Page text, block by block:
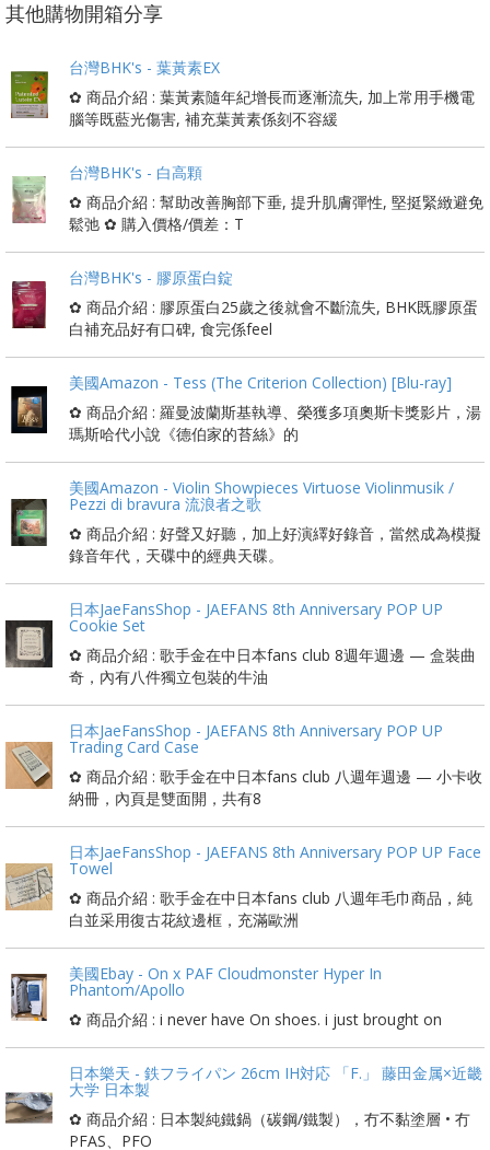
其他購物開箱分享
台灣BHK's - 葉黃素EX
✿ 商品介紹 : 葉黃素隨年紀增長而逐漸流失, 加上常用手機電
腦等既藍光傷害, 補充葉黃素係刻不容緩
台灣BHK's - 白高顆
✿ 商品介紹 : 幫助改善胸部下垂, 提升肌膚彈性, 堅挺緊緻避免
鬆弛 ✿ 購入價格/價差：T
台灣BHK's - 膠原蛋白錠
✿ 商品介紹 : 膠原蛋白25歲之後就會不斷流失, BHK既膠原蛋
白補充品好有口碑, 食完係feel
美國Amazon - Tess (The Criterion Collection) [Blu-ray]
✿ 商品介紹 : 羅曼波蘭斯基執導、榮獲多項奧斯卡獎影片，湯
瑪斯哈代小說《德伯家的苔絲》的
美國Amazon - Violin Showpieces Virtuose Violinmusik /
Pezzi di bravura 流浪者之歌
✿ 商品介紹 : 好聲又好聽，加上好演繹好錄音，當然成為模擬
錄音年代，天碟中的經典天碟。
日本JaeFansShop - JAEFANS 8th Anniversary POP UP
Cookie Set
✿ 商品介紹 : 歌手金在中日本fans club 8週年週邊 — 盒裝曲
奇，內有八件獨立包裝的牛油
日本JaeFansShop - JAEFANS 8th Anniversary POP UP
Trading Card Case
✿ 商品介紹 : 歌手金在中日本fans club 八週年週邊 — 小卡收
納冊，內頁是雙面開，共有8
日本JaeFansShop - JAEFANS 8th Anniversary POP UP Face
Towel
✿ 商品介紹 : 歌手金在中日本fans club 八週年毛巾商品，純
白並采用復古花紋邊框，充滿歐洲
美國Ebay - On x PAF Cloudmonster Hyper In
Phantom/Apollo
✿ 商品介紹 : i never have On shoes. i just brought on
日本樂天 - 鉄フライパン 26cm IH対応 「F.」 藤田金属×近畿
大学 日本製
✿ 商品介紹 : 日本製純鐵鍋（碳鋼/鐵製），冇不黏塗層 • 冇
PFAS、PFO